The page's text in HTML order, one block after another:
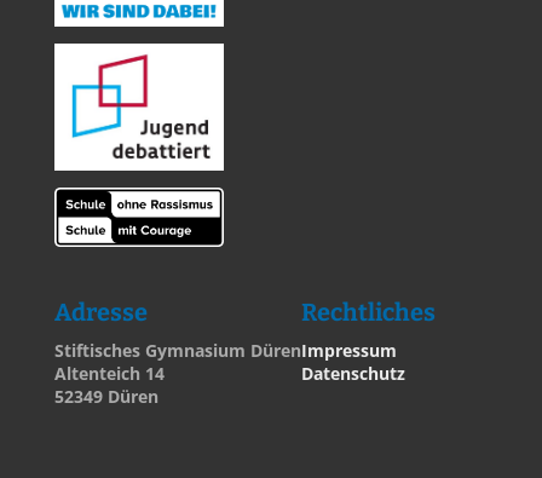
Adresse
Stiftisches Gymnasium Düren
Altenteich 14
52349 Düren
Rechtliches
Impressum
Datenschutz